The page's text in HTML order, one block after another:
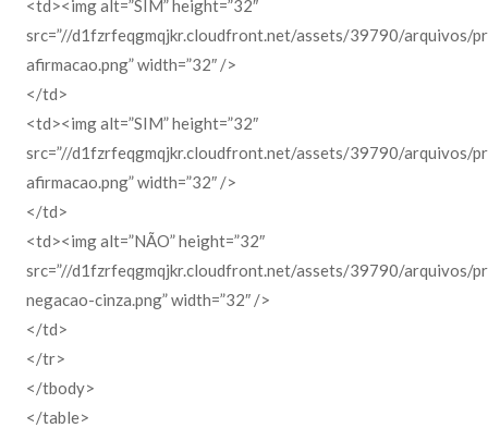
<td><img alt=”SIM” height=”32″
src=”//d1fzrfeqgmqjkr.cloudfront.net/assets/39790/arquivos/
afirmacao.png” width=”32″ />
</td>
<td><img alt=”SIM” height=”32″
src=”//d1fzrfeqgmqjkr.cloudfront.net/assets/39790/arquivos/
afirmacao.png” width=”32″ />
</td>
<td><img alt=”NÃO” height=”32″
src=”//d1fzrfeqgmqjkr.cloudfront.net/assets/39790/arquivos/
negacao-cinza.png” width=”32″ />
</td>
</tr>
</tbody>
</table>